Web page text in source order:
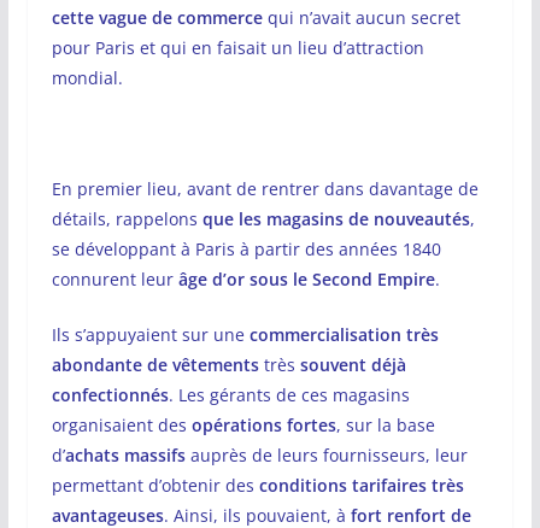
cette vague de commercequi n’avait aucun secret
pour Paris et qui en faisait un lieu d’attraction
mondial.
En premier lieu, avant de rentrer dans davantage de
détails, rappelons que les magasins de nouveautés,
se développant à Paris à partir des années 1840
connurent leur âge d’or sous le Second Empire.
Ils s’appuyaient sur une commercialisation très
abondante de vêtementstrès souvent déjà
confectionnés. Les gérants de ces magasins
organisaient des opérations fortes, sur la base
d’achats massifsauprès de leurs fournisseurs, leur
permettant d’obtenir des conditions tarifaires très
avantageuses. Ainsi, ils pouvaient, à fort renfort de